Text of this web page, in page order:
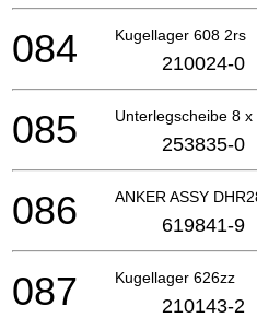
Kugellager 608 2rs
084 210024-0
Unterlegscheibe 8 x
085 253835-0
ANKER ASSY
086 619841-9
Kugellager 626zz
087 210143-2